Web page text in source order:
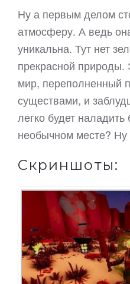
Ну а первым делом
атмосферу. А ведь
уникальна. Тут нет
прекрасной
мир, переполненный
существами, и
легко будет
необычном месте?
Скриншоты: